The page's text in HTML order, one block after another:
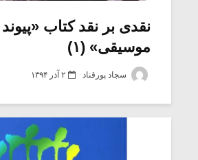
نقدی بر نقد کتاب
موسیقی» (۱)
سجاد پورقناد ۲ آذر ۱۳۹۴